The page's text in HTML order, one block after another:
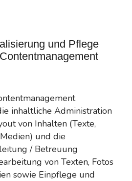
und Pflege
inhaltliche Administration
von Inhalten (Texte,
und die
/ Betreuung
von Texten, Fotos
sowie Einpflege und